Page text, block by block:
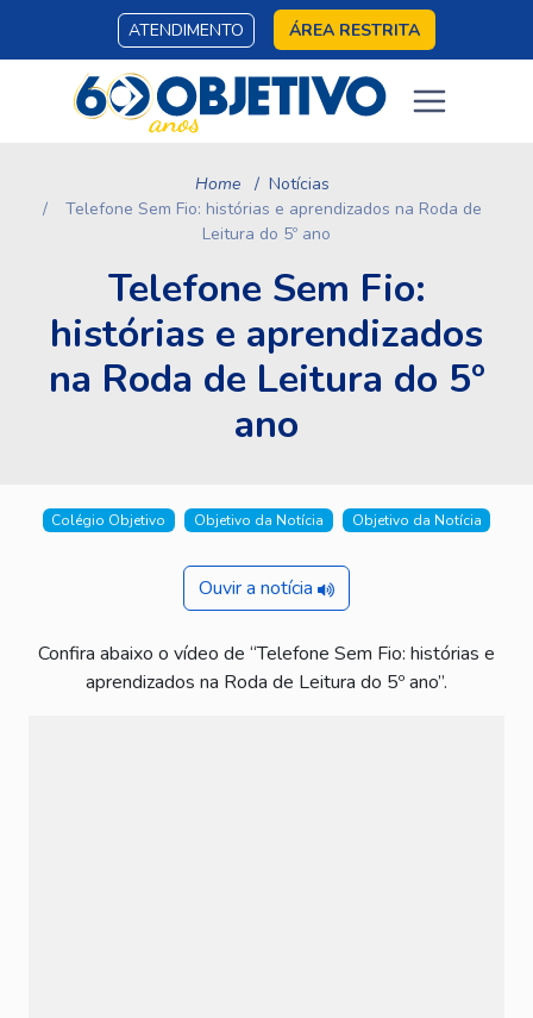
ATENDIMENTO ÁREA RESTRITA
Home
Notícias
Telefone Sem Fio: histórias e aprendizados na Roda de
Leitura do 5º ano
Telefone Sem Fio:
histórias e aprendizados
na Roda de Leitura do 5º
ano
Colégio Objetivo Objetivo da Notícia Objetivo da Notícia
Ouvir a notícia
Confira abaixo o vídeo de “Telefone Sem Fio: histórias e
aprendizados na Roda de Leitura do 5º ano”.